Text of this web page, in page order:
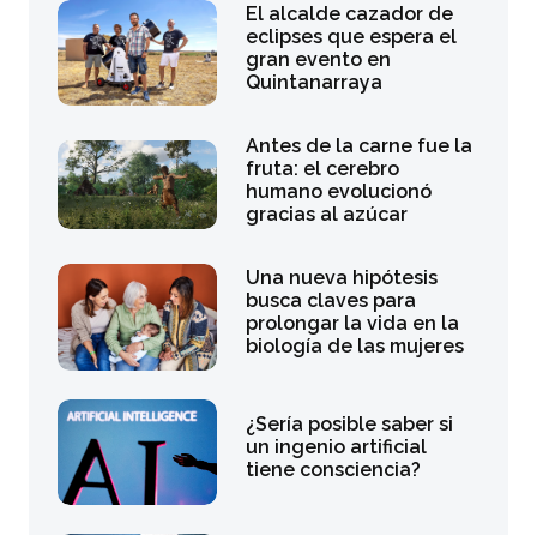
El alcalde cazador de
eclipses que espera el
gran evento en
Quintanarraya
Antes de la carne fue la
fruta: el cerebro
humano evolucionó
gracias al azúcar
Una nueva hipótesis
busca claves para
prolongar la vida en la
biología de las mujeres
¿Sería posible saber si
un ingenio artificial
tiene consciencia?